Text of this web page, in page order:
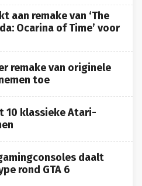
aan remake van ‘The
Ocarina of Time’ voor
remake van originele
toe
10 klassieke Atari-
daalt
rond GTA 6